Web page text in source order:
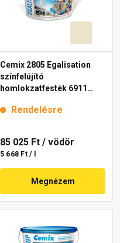
Cemix 2805 Egalisation
színfelújító
homlokzatfesték 6911
Rendelésre
85 025 Ft / vödör
5 668 Ft / l
Megnézem